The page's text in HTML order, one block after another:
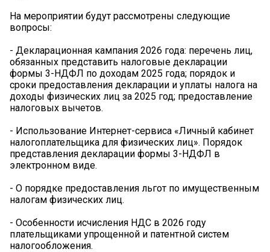
На мероприятии будут рассмотрены следующие
вопросы:
- Декларационная кампания 2026 года: перечень лиц,
обязанных представить налоговые декларации
формы 3-НДФЛ по доходам 2025 года; порядок и
сроки предоставления декларации и уплаты налога на
доходы физических лиц за 2025 год; предоставление
налоговых вычетов.
- Использование Интернет-сервиса «Личный кабинет
налогоплательщика для физических лиц». Порядок
представления декларации формы 3-НДФЛ в
электронном виде.
- О порядке предоставления льгот по имущественным
налогам физических лиц.
- Особенности исчисления НДС в 2026 году
плательщиками упрощенной и патентной систем
налогообложения.